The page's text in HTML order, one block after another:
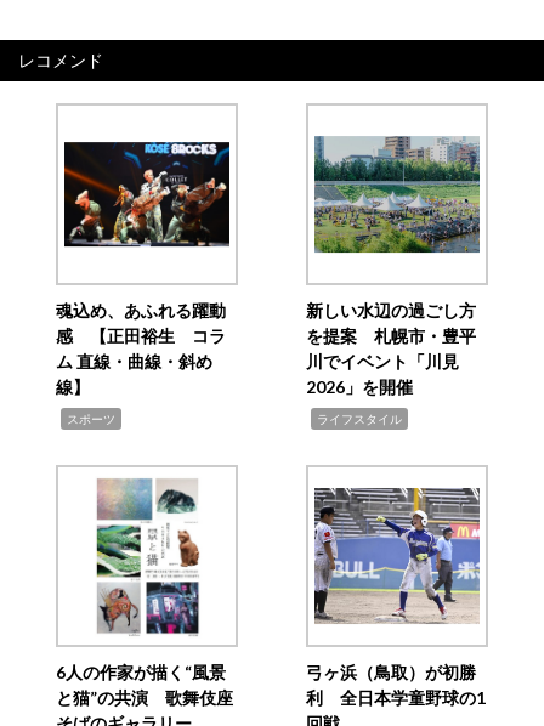
レコメンド
魂込め、あふれる躍動
感 【正田裕生 コラ
ム 直線・曲線・斜め
線】
スポーツ
新しい水辺の過ごし方
を提案 札幌市・豊平
川でイベント「川見
2026」を開催
ライフスタイル
6人の作家が描く“風景
と猫”の共演 歌舞伎座
弓ヶ浜（鳥取）が初勝
利 全日本学童野球の1